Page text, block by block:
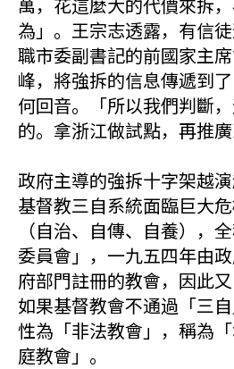
為」。王宗志透露，有信
職市委副書記的前國家主
峰，將強拆的信息傳遞到
何回音。「所以我們判斷
的。拿浙江做試點，再推廣
政府主導的強拆十字架越
基督教三自系統面臨巨大危
（自治、自傳、自養），
委員會」，一九五四年由
府部門註冊的教會，因此又
如果基督教會不通過「三
性為「非法教會」，稱為
庭教會」。